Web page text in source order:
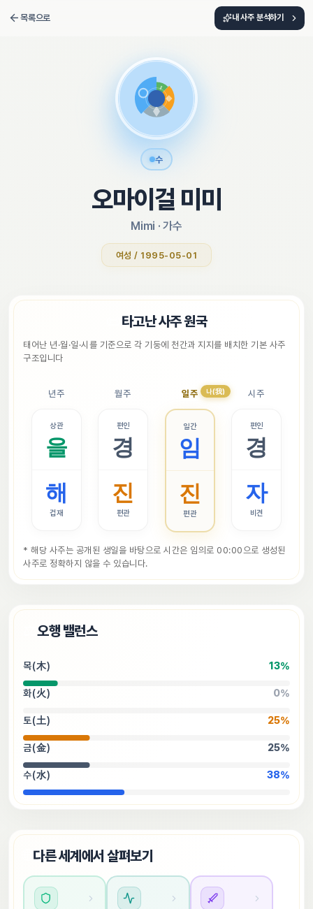
목록으로 내 사주 분석하기
수
오마이걸 미미
Mimi · 가수
여성 / 1995-05-01
타고난 사주 원국
태어난 년·월·일·시를 기준으로 각 기둥에 천간과 지지를 배치한 기본 사주
구조입니다
시주
편인
경
자
비견
일주
일간
임
진
편관
나(我)
월주
편인
경
진
편관
년주
상관
을
해
겁재
* 해당 사주는 공개된 생일을 바탕으로 시간은 임의로 00:00으로 생성된
사주로 정확하지 않을 수 있습니다.
오행 밸런스
목(木) 13%
화(火) 0%
토(土) 25%
금(金) 25%
수(水) 38%
다른 세계에서 살펴보기